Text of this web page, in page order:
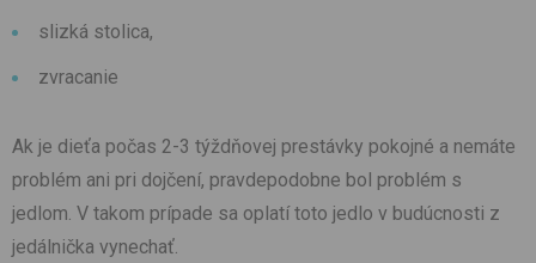
slizká stolica,
zvracanie
Ak je dieťa počas 2-3 týždňovej prestávky pokojné a nemáte
problém ani pri dojčení, pravdepodobne bol problém s
jedlom. V takom prípade sa oplatí toto jedlo v budúcnosti z
jedálnička vynechať.